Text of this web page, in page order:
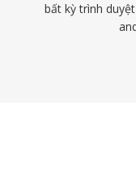
bất kỳ trình